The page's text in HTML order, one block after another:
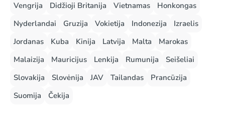
Vengrija
Didžioji Britanija Vietnamas
Honkongas
Nyderlandai
Gruzija Vokietija Indonezija
Izraelis
Jordanas
Kuba Kinija Latvija Malta
Marokas
Malaizija
Mauricijus Lenkija Rumunija
Seišeliai
Slovakija
Slovėnija JAV Tailandas
Prancūzija
Suomija
Čekija